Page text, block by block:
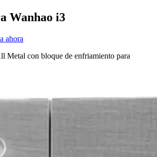
Wanhao i3
ahora
con bloque de enfriamiento para